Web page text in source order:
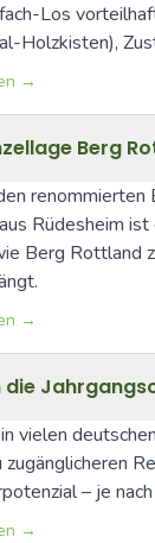
Los
Holzkisten),
→
Berg
Rüdesheim
Berg
→
vielen
– je
→